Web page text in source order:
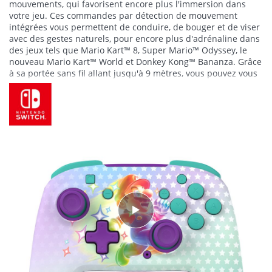
mouvements, qui favorisent encore plus l'immersion dans
votre jeu. Ces commandes par détection de mouvement
intégrées vous permettent de conduire, de bouger et de viser
avec des gestes naturels, pour encore plus d'adrénaline dans
des jeux tels que Mario Kart™ 8, Super Mario™ Odyssey, le
nouveau Mario Kart™ World et Donkey Kong™ Bananza. Grâce
à sa portée sans fil allant jusqu'à 9 mètres, vous pouvez vous
installer confortablement n'importe où dans la pièce, tout en
restant pleinement concentré sur votre jeu. En outre, vous
pouvez personnaliser les deux boutons assignables à l'arrière
selon vos préférences de gaming. Vous bénéficiez ainsi
En plus de ses performances haut de gamme, la manette se
démarque grâce à son superbe design phosphorescent.
Après avoir été exposée à la lumière, la manette émet une
luminosité douce et subtile qui apporte une touche amusante
et unique à votre configuration de gaming. En plus d'être
esthétique, cette caractéristique améliore votre ambiance de
gaming, en offrant à votre configuration un aspect original et
raffiné lorsque vous êtes dans une pièce sombre.
Lire la suite